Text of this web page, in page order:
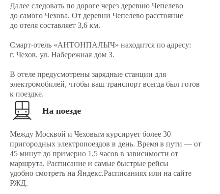
Далее следовать по дороге через деревню Чепелево
до самого Чехова. От деревни Чепелево расстояние
до отеля составляет 3,6 км.
Смарт-отель «АНТОНПАЛЫЧ» находится по адресу:
г. Чехов, ул. Набережная дом 3.
В отеле предусмотрены зарядные станции для
электромобилей, чтобы ваш транспорт всегда был готов
к поездке.
На поезде
Между Москвой и Чеховым курсирует более 30
пригородных электропоездов в день. Время в пути — от
45 минут до примерно 1,5 часов в зависимости от
маршрута. Расписание и самые быстрые рейсы
удобно смотреть на Яндекс.Расписаниях или на сайте
РЖД.